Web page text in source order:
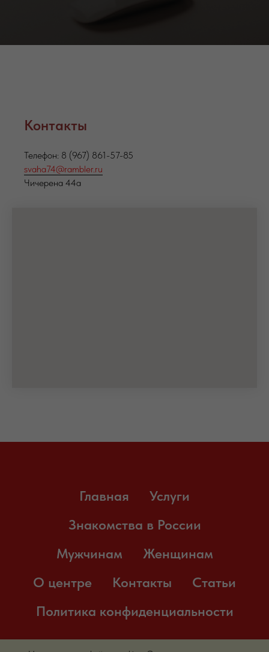
Контакты
Телефон: 8 (967) 861-57-85
svaha74@rambler.ru
Чичерена 44а
Главная
Услуги
Знакомства в России
Мужчинам
Женщинам
О центре
Контакты
Статьи
Политика конфиденциальности